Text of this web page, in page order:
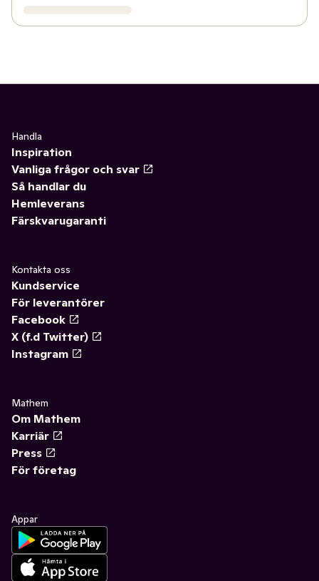
Handla
Inspiration
Vanliga frågor och svar
Så handlar du
Hemleverans
Färskvarugaranti
Kontakta oss
Kundservice
För leverantörer
Facebook
X (f.d Twitter)
Instagram
Mathem
Om Mathem
Karriär
Press
För företag
Appar